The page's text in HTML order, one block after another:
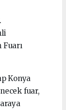
Konya
fuar,